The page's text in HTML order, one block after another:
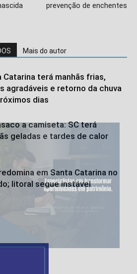
prevenção de enchentes
Mais do autor
Catarina terá manhãs frias,
agradáveis e retorno da chuva
dias
a camiseta: SC terá
geladas e tardes de calor
em Santa Catarina no
litoral segue instável